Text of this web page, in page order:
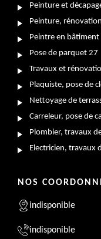
Peinture et
Peinture,
Peintre en
Pose de parquet 27
Travaux et
Plaquiste, pose de
Nettoyage de
Carreleur, pose de
Plombier, travaux
Electricien, travaux
NOS
indisponible
indisponible